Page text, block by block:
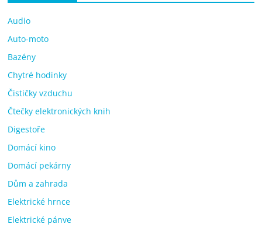
Audio
Auto-moto
Bazény
Chytré hodinky
Čističky vzduchu
Čtečky elektronických knih
Digestoře
Domácí kino
Domácí pekárny
Dům a zahrada
Elektrické hrnce
Elektrické pánve